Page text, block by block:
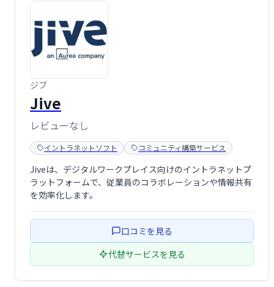
ジブ
Jive
レビューなし
イントラネットソフト コミュニティ構築サービス
Jiveは、デジタルワークプレイス向けのイントラネットプ
ラットフォームで、従業員のコラボレーションや情報共有
を効率化します。
口コミを見る
代替サービスを見る